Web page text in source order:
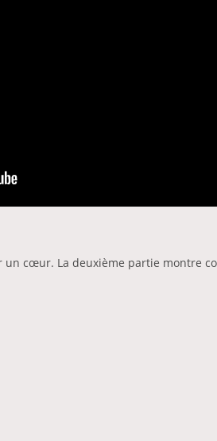
cœur. La deuxième partie montre